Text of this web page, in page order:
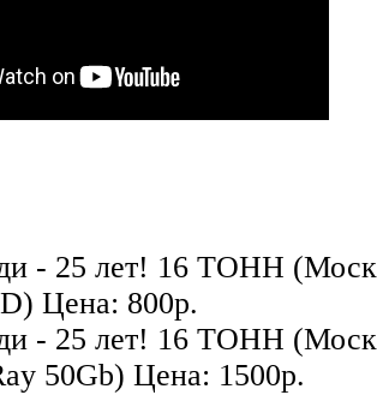
- 25 лет! 16 ТОНН
Цена: 800р.
- 25 лет! 16 ТОНН
50Gb) Цена: 1500р.